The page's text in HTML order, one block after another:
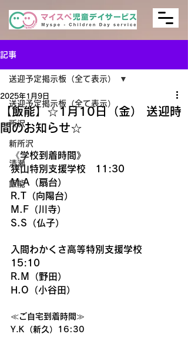
記事
送迎予定掲示板（全て表示）
所沢
新所沢
清瀬
飯能
送迎予定掲示板（全て表示）
【飯能】☆1月10日（金） 送迎時
間のお知らせ☆
2025年1月9日
《学校到着時間》
狭山特別支援学校　11:30
M.A（扇台）
R.T（向陽台）
M.F（川寺）
S.S（仏子）
入間わかくさ高等特別支援学校
15:10
R.M（野田）
H.O（小谷田）
≪ご自宅到着時間≫
Y.K（新久）16:30